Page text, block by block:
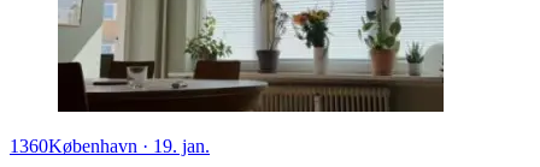
1360København · 19. jan.